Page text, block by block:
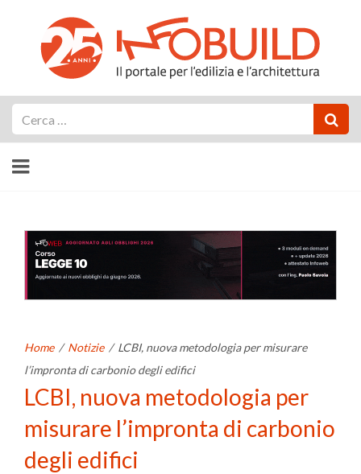
Home / Notizie / LCBI, nuova metodologia per misurare
l’impronta di carbonio degli edifici
LCBI, nuova metodologia per
misurare l’impronta di carbonio
degli edifici